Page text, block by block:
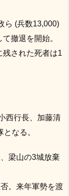
ら (兵数13,000)
撤退を開始。
された死者は1
西行長、加藤清
なる。
梁山の3城放棄
。来年軍勢を渡